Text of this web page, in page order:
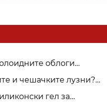
облоги
е подобро од
и чешачките лузни?
може да помогне
гел за